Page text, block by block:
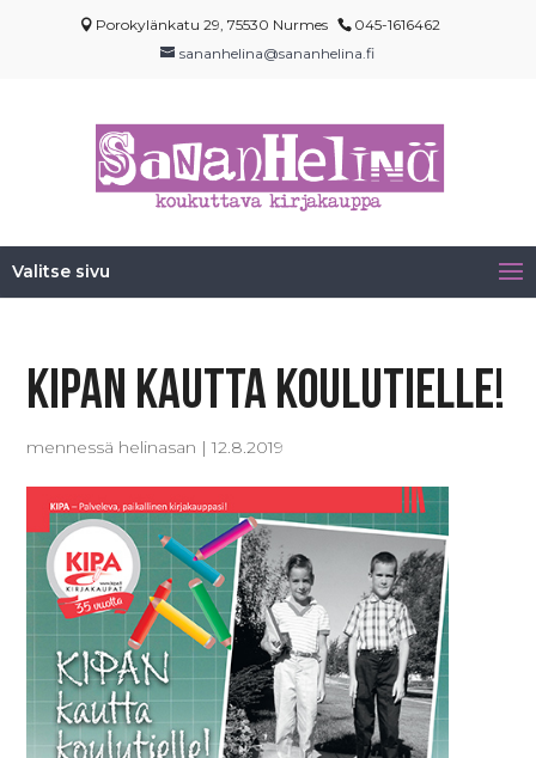
Porokylänkatu 29, 75530 Nurmes
045-1616462
sananhelina@sananhelina.fi
Valitse sivu
Kipan kautta koulutielle!
mennessä helinasan |12.8.2019